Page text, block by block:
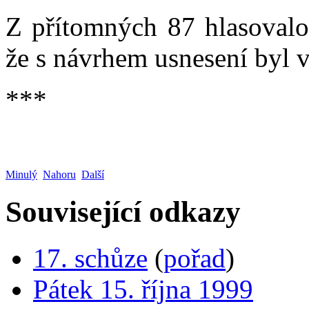
Z přítomných 87
že s návrhem usnesení byl
***
Minulý Nahoru Další
Související odkazy
17. schůze (pořad)
Pátek 15. října 1999